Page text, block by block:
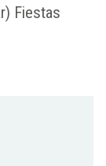
Fiestas